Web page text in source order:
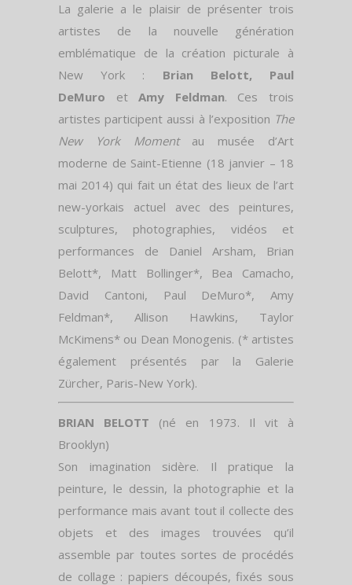
La galerie a le plaisir de présenter trois
artistes de la nouvelle génération
emblématique de la création picturale à
New York : Brian Belott, Paul
DeMuro etAmy Feldman. Ces trois
artistes participent aussi à l’exposition The
New York Momentau musée d’Art
moderne de Saint-Etienne (18 janvier – 18
mai 2014) qui fait un état des lieux de l’art
new-yorkais actuel avec des peintures,
sculptures, photographies, vidéos et
performances de Daniel Arsham, Brian
Belott*, Matt Bollinger*, Bea Camacho,
David Cantoni, Paul DeMuro*, Amy
Feldman*, Allison Hawkins, Taylor
McKimens* ou Dean Monogenis. (* artistes
également présentés par la Galerie
Zürcher, Paris-New York).
BRIAN BELOTT (né en 1973. Il vit à
Brooklyn)
Son imagination sidère. Il pratique la
peinture, le dessin, la photographie et la
performance mais avant tout il collecte des
objets et des images trouvées qu’il
assemble par toutes sortes de procédés
de collage : papiers découpés, fixés sous